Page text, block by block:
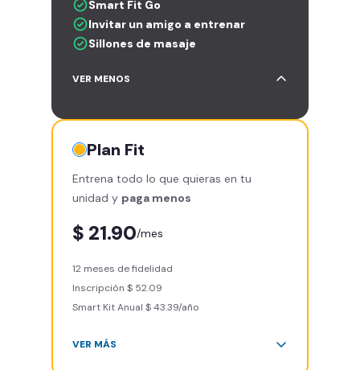
Smart Fit Go
Invitar un amigo a entrenar
Sillones de masaje
VER MENOS
Plan Fit
Entrena todo lo que quieras en tu
unidad y paga menos
$ 21.90/mes
12 meses de fidelidad
Inscripción $ 52.09
Smart Kit Anual $ 43.39/año
VER MÁS